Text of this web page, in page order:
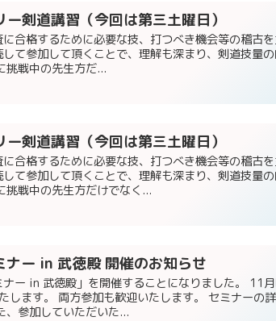
剣道講習（今回は第三土曜日）
合格するために必要な技、打つべき機会等の稽古
て参加して頂くことで、理解も深まり、剣道技量
挑戦中の先生方だ...
剣道講習（今回は第三土曜日）
合格するために必要な技、打つべき機会等の稽古
て参加して頂くことで、理解も深まり、剣道技量
挑戦中の先生方だけでなく...
ー in 武徳殿 開催のお知らせ
ー in 武徳殿」を開催することになりました。 11
します。 両方参加も歓迎いたします。 セミナーの
、参加していただいた...